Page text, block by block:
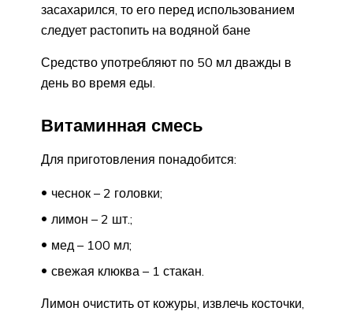
засахарился, то его перед использованием
следует растопить на водяной бане
Средство употребляют по 50 мл дважды в
день во время еды.
Витаминная смесь
Для приготовления понадобится:
чеснок – 2 головки;
лимон – 2 шт.;
мед – 100 мл;
свежая клюква – 1 стакан.
Лимон очистить от кожуры, извлечь косточки,